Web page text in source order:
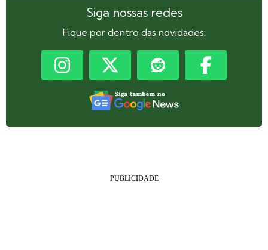
Siga nossas redes
Fique por dentro das novidades: